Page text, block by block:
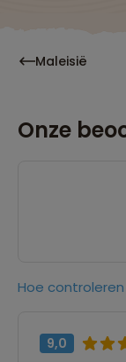
Maleisië
Onze
Hoe
9,0